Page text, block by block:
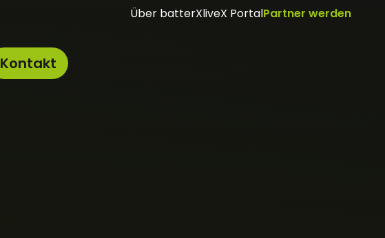
Über batterXliveX PortalPartner werden
Kontakt